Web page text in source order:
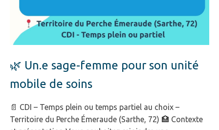
🌿 Un.e sage-femme pour son unité
mobile de soins
📄 CDI – Temps plein ou temps partiel au choix –
Territoire du Perche Émeraude (Sarthe, 72) 🏥 Contexte